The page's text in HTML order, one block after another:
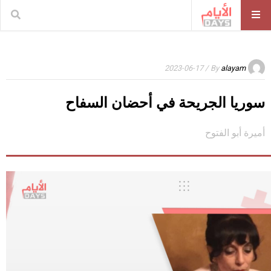
By alayam
/ 2023-06-17
سوريا الجريحة في أحضان السفاح
أميرة أبو الفتوح